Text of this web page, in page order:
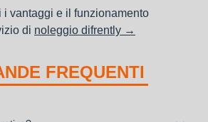
i vantaggi e il funzionamento
di noleggio difrently →
FREQUENTI